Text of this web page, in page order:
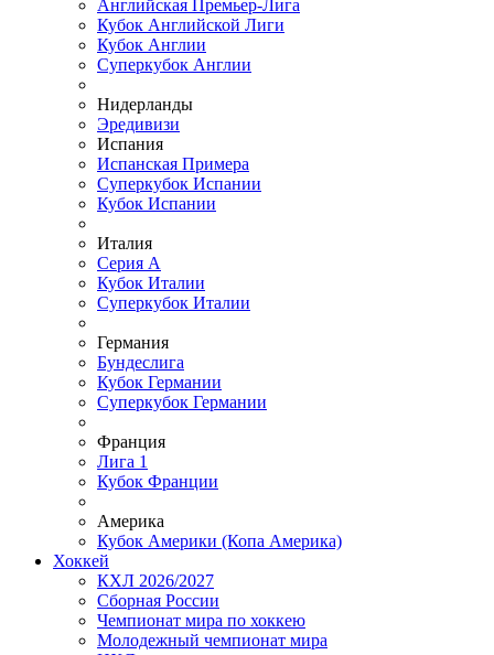
Английская Премьер-Лига
Кубок Английской Лиги
Кубок Англии
Суперкубок Англии
Нидерланды
Эредивизи
Испания
Испанская Примера
Суперкубок Испании
Кубок Испании
Италия
Серия А
Кубок Италии
Суперкубок Италии
Германия
Бундеслига
Кубок Германии
Суперкубок Германии
Франция
Лига 1
Кубок Франции
Америка
Кубок Америки (Копа Америка)
Хоккей
КХЛ 2026/2027
Сборная России
Чемпионат мира по хоккею
Молодежный чемпионат мира